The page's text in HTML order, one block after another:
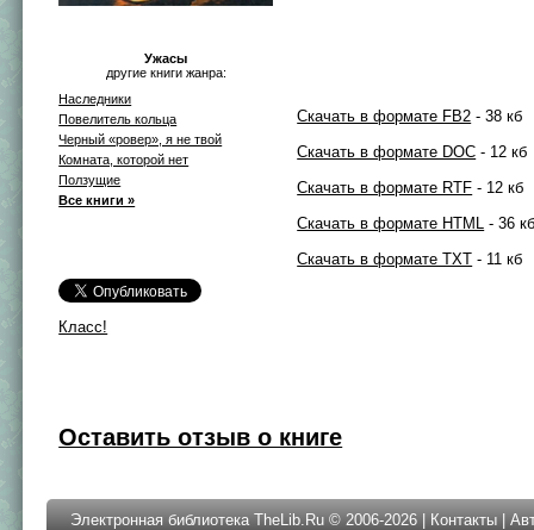
Ужасы
другие книги жанра:
Наследники
Повелитель кольца
Черный «ровер», я не твой
Комната, которой нет
Ползущие
Все книги »
Класс!
Скачать в формате FB2 - 38 кб
Скачать в формате DOC - 12 кб
Скачать в формате RTF - 12 кб
Скачать в формате HTML - 36
Скачать в формате TXT - 11 кб
Оставить отзыв о книге
Электронная библиотека TheLib.Ru © 2006-2026 | Контакты |